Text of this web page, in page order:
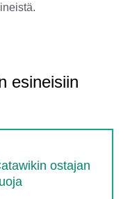
esineisiin
ostajan